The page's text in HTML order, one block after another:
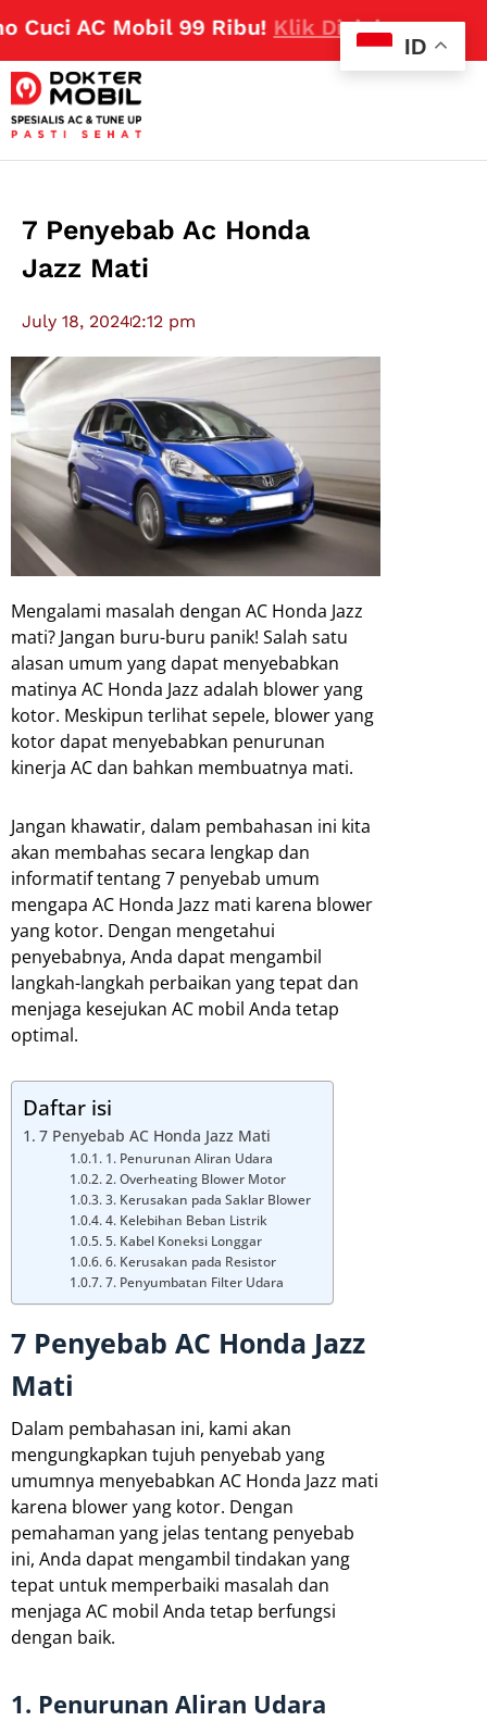
AC Mobil 99 Ribu!Klik Disini
7 Penyebab Ac Honda
Jazz Mati
July 18, 20242:12 pm
Mengalami masalah dengan AC Honda Jazz
mati? Jangan buru-buru panik! Salah satu
alasan umum yang dapat menyebabkan
matinya AC Honda Jazz adalah blower yang
kotor. Meskipun terlihat sepele, blower yang
kotor dapat menyebabkan penurunan
kinerja AC dan bahkan membuatnya mati.
Jangan khawatir, dalam pembahasan ini kita
akan membahas secara lengkap dan
informatif tentang 7 penyebab umum
mengapa AC Honda Jazz mati karena blower
yang kotor. Dengan mengetahui
penyebabnya, Anda dapat mengambil
langkah-langkah perbaikan yang tepat dan
menjaga kesejukan AC mobil Anda tetap
optimal.
Daftar isi
7 Penyebab AC Honda Jazz Mati
1. Penurunan Aliran Udara
2. Overheating Blower Motor
3. Kerusakan pada Saklar Blower
4. Kelebihan Beban Listrik
5. Kabel Koneksi Longgar
6. Kerusakan pada Resistor
7. Penyumbatan Filter Udara
7 Penyebab AC Honda Jazz
Mati
Dalam pembahasan ini, kami akan
mengungkapkan tujuh penyebab yang
umumnya menyebabkan AC Honda Jazz mati
karena blower yang kotor. Dengan
pemahaman yang jelas tentang penyebab
ini, Anda dapat mengambil tindakan yang
tepat untuk memperbaiki masalah dan
menjaga AC mobil Anda tetap berfungsi
dengan baik.
1. Penurunan Aliran Udara
ID